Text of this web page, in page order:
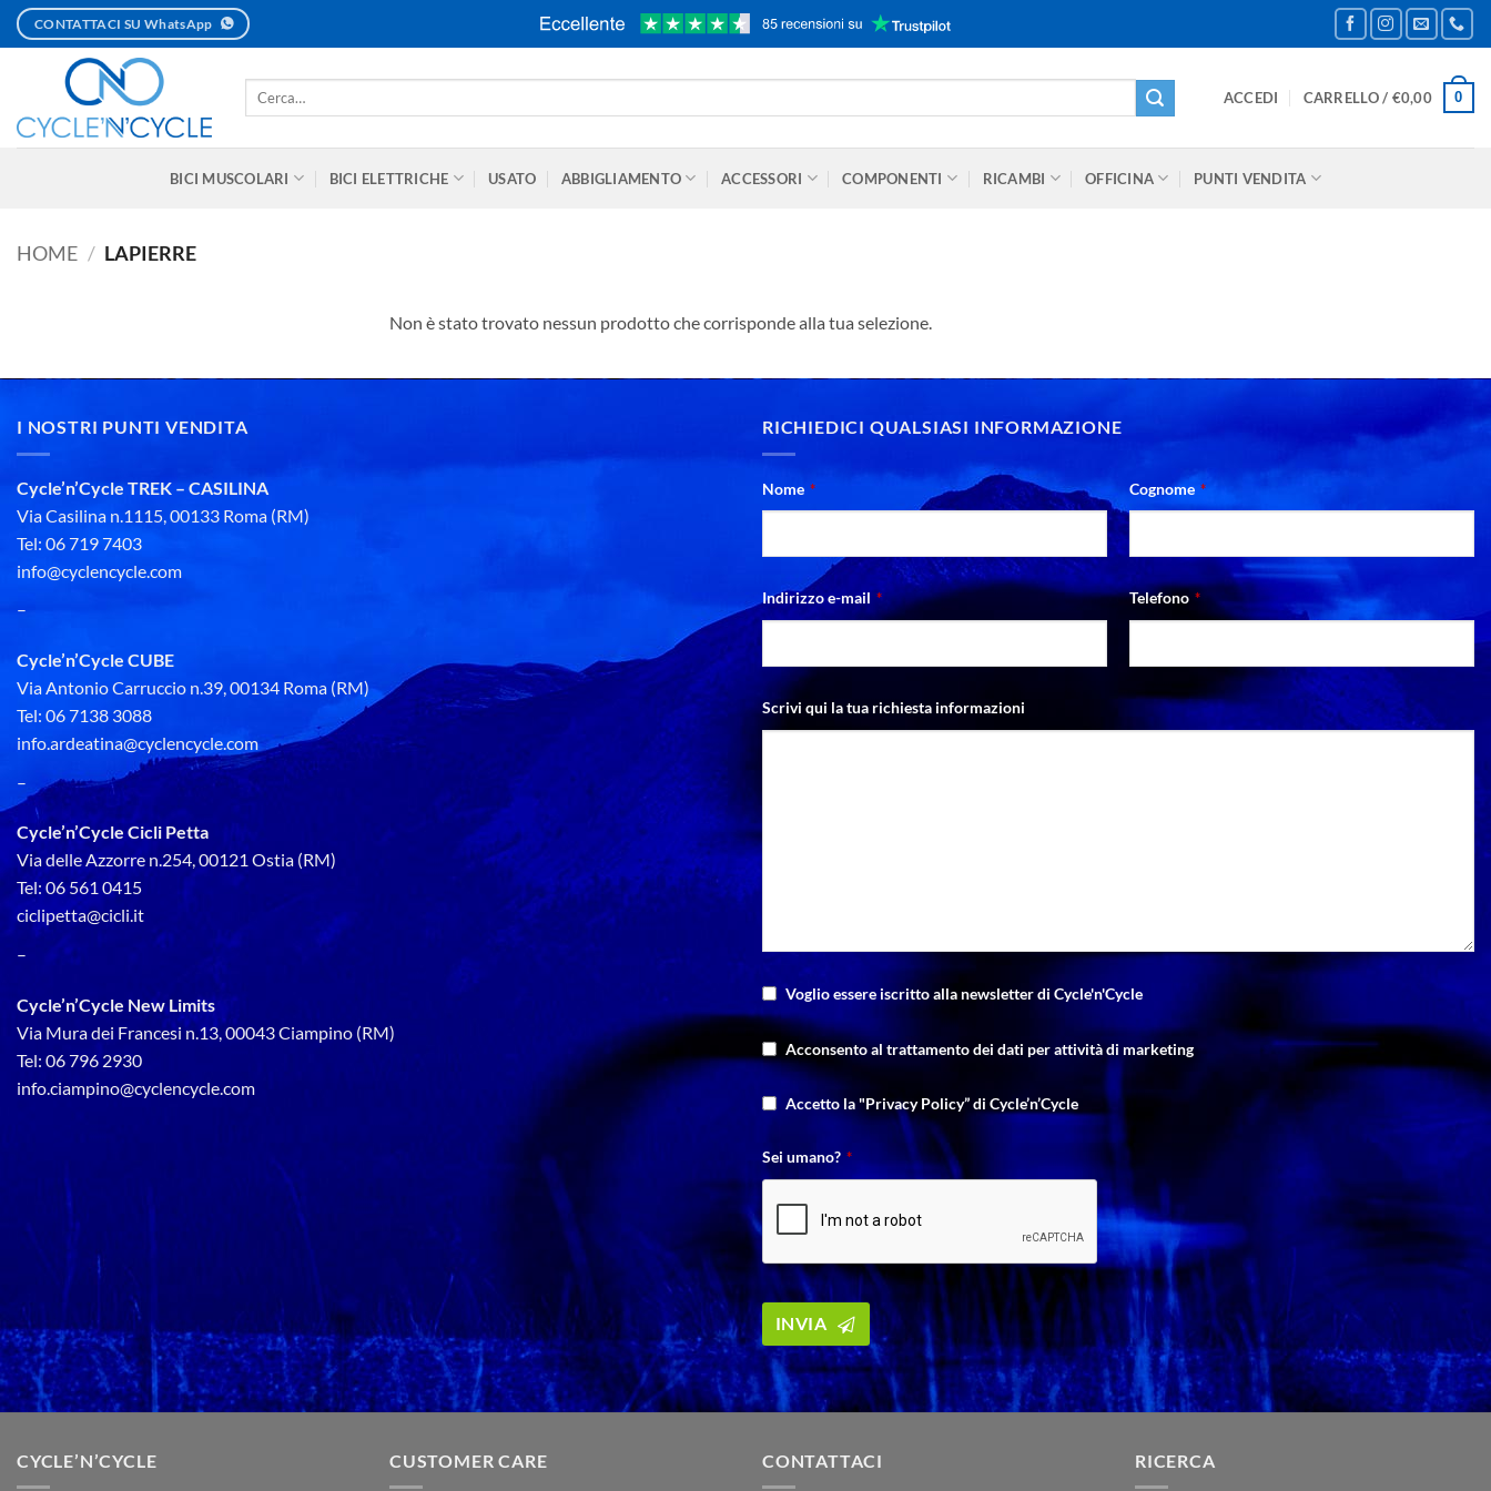
Salta
contenuti
CONTATTACI SU WhatsApp
Cerca:
ACCEDI CARRELLO / €0,00 0
BICI MUSCOLARI BICI ELETTRICHE USATO ABBIGLIAMENTO ACCESSORI COMPONENTI RICAMBI OFFICINA PUNTI VENDITA
HOME / LAPIERRE
Non è stato trovato nessun prodotto che corrisponde alla tua selezione.
I NOSTRI PUNTI VENDITA
Cycle’n’Cycle TREK – CASILINA
Via Casilina n.1115, 00133 Roma (RM)
Tel: 06 719 7403
info@cyclencycle.com
–
Cycle’n’Cycle CUBE
Via Antonio Carruccio n.39, 00134 Roma (RM)
Tel: 06 7138 3088
info.ardeatina@cyclencycle.com
–
Cycle’n’Cycle Cicli Petta
Via delle Azzorre n.254, 00121 Ostia (RM)
Tel: 06 561 0415
ciclipetta@cicli.it
–
Cycle’n’Cycle New Limits
Via Mura dei Francesi n.13, 00043 Ciampino (RM)
Tel: 06 796 2930
info.ciampino@cyclencycle.com
RICHIEDICI QUALSIASI INFORMAZIONE
Nome * Cognome *
Indirizzo e-mail * Telefono *
Scrivi qui la tua richiesta informazioni
Voglio essere iscritto alla newsletter di Cycle'n'Cycle
Acconsento al trattamento dei dati per attività di marketing
Accetto la "Privacy Policy” di Cycle’n’Cycle
Sei umano? *
Email *
INVIA
CYCLE’N’CYCLE CUSTOMER CARE CONTATTACI RICERCA